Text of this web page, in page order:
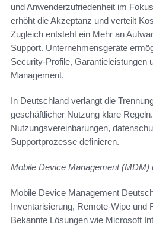
und Anwenderzufriedenheit im
erhöht die Akzeptanz und verteilt
Zugleich entsteht ein Mehr an
Support. Unternehmensgeräte
Security-Profile, Garantieleistungen
Management.
In Deutschland verlangt die
geschäftlicher Nutzung klare
Nutzungsvereinbarungen,
Supportprozesse definieren.
Mobile Device Management (MDM)
Mobile Device Management
Inventarisierung, Remote-Wipe und
Bekannte Lösungen wie Microsoft